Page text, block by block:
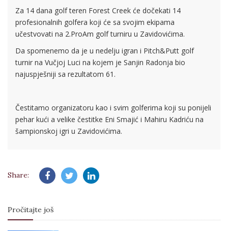
Za 14 dana golf teren Forest Creek će dočekati 14
profesionalnih golfera koji će sa svojim ekipama
učestvovati na 2.ProAm golf turniru u Zavidovićima.
Da spomenemo da je u nedelju igran i Pitch&Putt golf
turnir na Vučjoj Luci na kojem je Sanjin Radonja bio
najuspješniji sa rezultatom 61.
Čestitamo organizatoru kao i svim golferima koji su ponijeli
pehar kući a velike čestitke Eni Smajić i Mahiru Kadriću na
šampionskoj igri u Zavidovićima.
Share:
Pročitajte još